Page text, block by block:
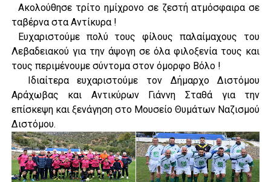
Ακολούθησε τρίτο ημίχρονο σε ζεστή ατμόσφαιρα σε
ταβέρνα στα Αντίκυρα !
Ευχαριστούμε πολύ τους φίλους παλαίμαχους του
Λεβαδειακού για την άψογη σε όλα φιλοξενία τους και
τους περιμένουμε σύντομα στον όμορφο Βόλο !
Ιδιαίτερα ευχαριστούμε τον Δήμαρχο Διστόμου
Αράχωβας και Αντικύρων Γιάννη Σταθά για την
επίσκεψη και ξενάγηση στο Μουσείο Θυμάτων Ναζισμού
Διστόμου.